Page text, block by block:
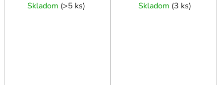
Skladom (>5 ks)
Skladom (3 ks)